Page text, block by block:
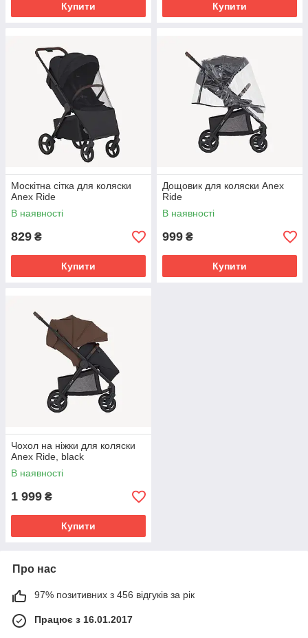
Купити Купити
Москітна сітка для коляски
Anex Ride
В наявності
829 ₴
Купити
Дощовик для коляски Anex
Ride
В наявності
999 ₴
Купити
Чохол на ніжки для коляски
Anex Ride, black
В наявності
1 999 ₴
Купити
Про нас
97% позитивних з 456 відгуків за рік
Працює з 16.01.2017